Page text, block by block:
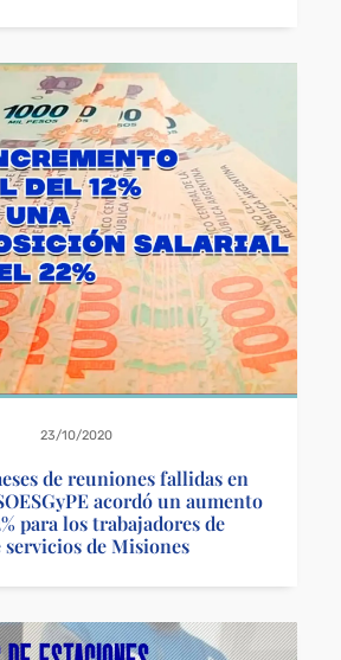
23/10/2020
de reuniones fallidas en
acordó un aumento
para los trabajadores de
servicios de Misiones